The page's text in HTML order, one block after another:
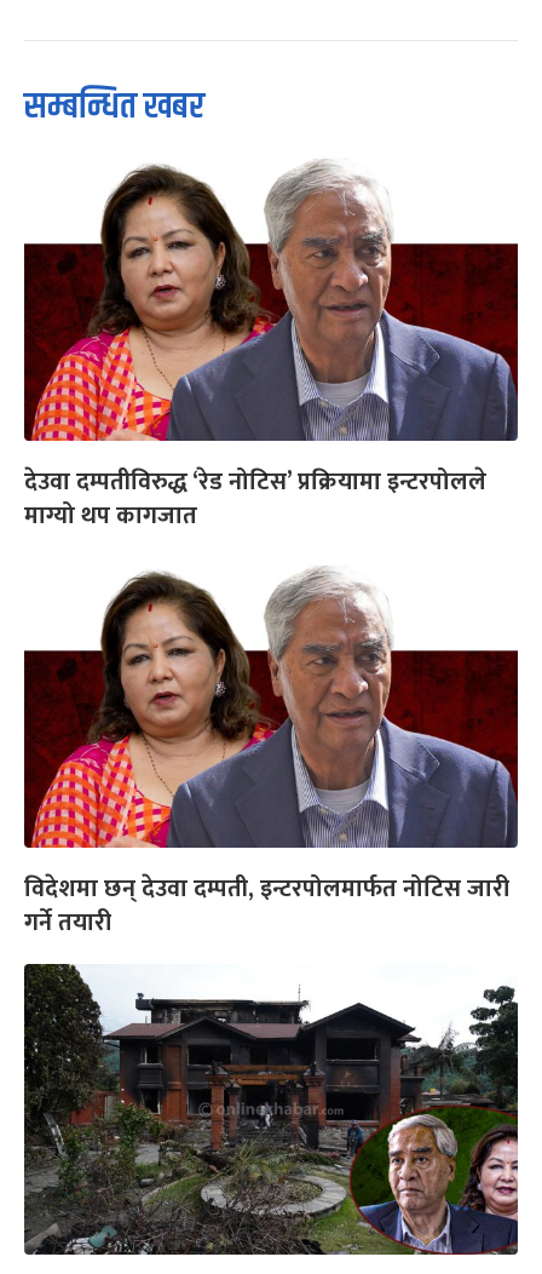
सम्बन्धित खबर
देउवा दम्पतीविरुद्ध ‘रेड नोटिस’ प्रक्रियामा इन्टरपोलले
माग्यो थप कागजात
विदेशमा छन् देउवा दम्पती, इन्टरपोलमार्फत नोटिस जारी
गर्ने तयारी